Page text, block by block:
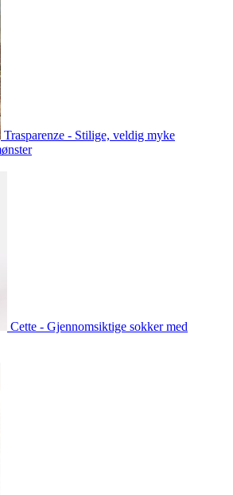
Trasparenze - Stilige, veldig myke
Cette - Gjennomsiktige sokker med